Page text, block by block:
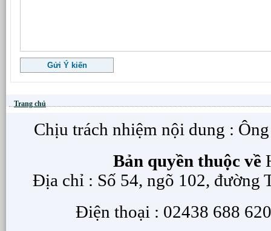
Trang chủ
Chịu trách nhiệm nội dung :
Bản quyền thuộc về
Địa chỉ : Số 54, ngõ 102, đường
Điện thoại : 02438 688